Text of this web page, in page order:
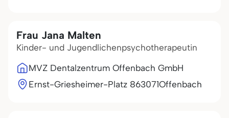
Frau Jana Malten
Kinder- und Jugendlichenpsychotherapeutin
MVZ Dentalzentrum Offenbach GmbH
Ernst-Griesheimer-Platz 863071Offenbach